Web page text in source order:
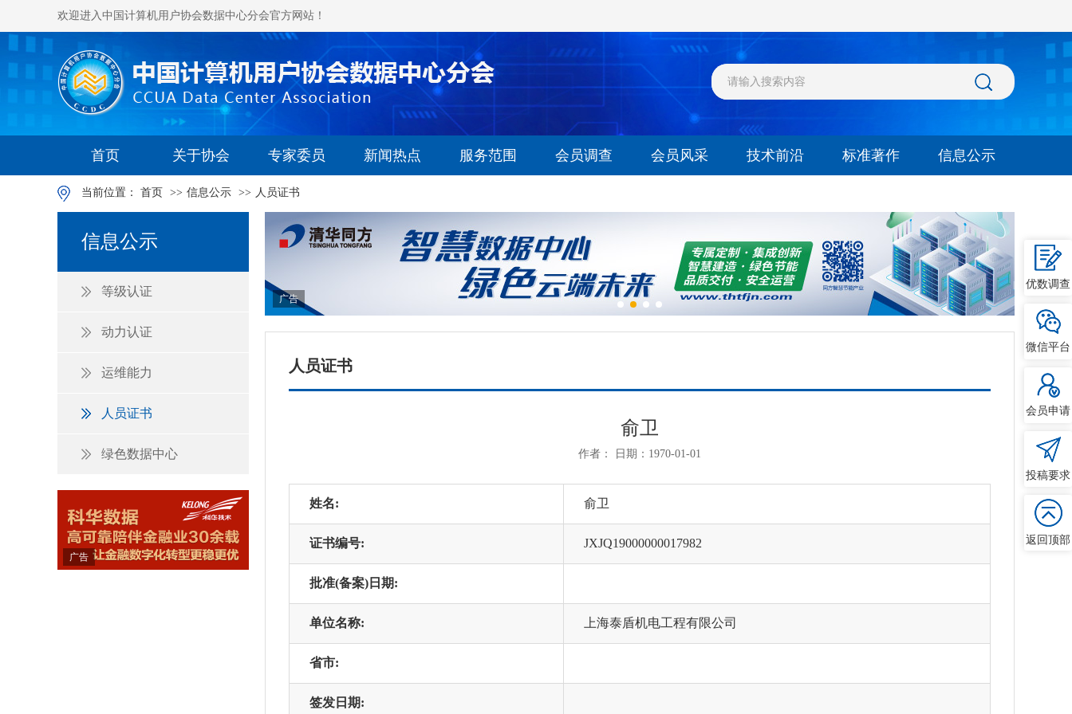
欢迎进入中国计算机用户协会数据中心分会官方网站！
首页 关于协会 专家委员 新闻热点 服务范围 会员调查 会员风采 技术前沿 标准著作 信息公示
当前位置： 首页 >> 信息公示 >> 人员证书
信息公示
等级认证
动力认证
运维能力
人员证书
绿色数据中心
广告
广告
人员证书
俞卫
作者： 日期：1970-01-01
姓名: 俞卫
证书编号: JXJQ19000000017982
批准(备案)日期:
单位名称: 上海泰盾机电工程有限公司
省市:
签发日期:
优数调查
微信平台
会员申请
投稿要求
返回顶部